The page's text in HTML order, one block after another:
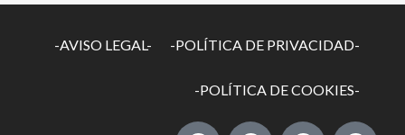
-AVISO LEGAL- -POLÍTICA DE PRIVACIDAD-
-POLÍTICA DE COOKIES-